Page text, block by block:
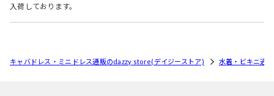
入荷しております。
キャバドレス・ミニドレス通販のdazzy store(デイジーストア) 水着・ビキニ通販